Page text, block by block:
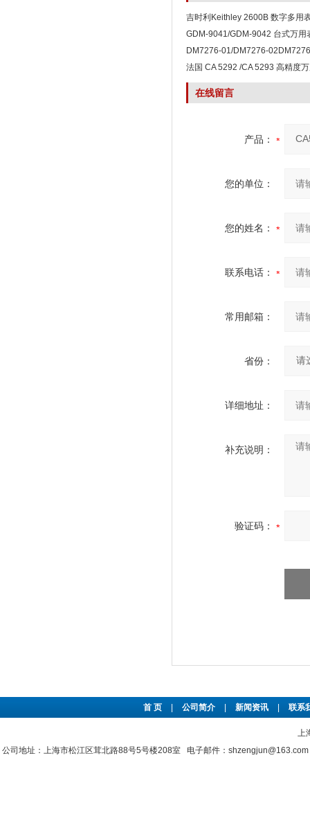
吉时利Keithley 2600B 数字多用
GDM-9041/GDM-9042 台式万用
DM7276-01/DM7276-
数字万用表
法国 CA 5292 /CA 5293 高精度
在线留言
产品：
您的单位：
您的姓名：
联系电话：
常用邮箱：
省份：
详细地址：
补充说明：
验证码：
首 页 公司简介 新闻资讯 联系
上
公司地址：上海市松江区茸北路88号5号楼208室 电子邮件：